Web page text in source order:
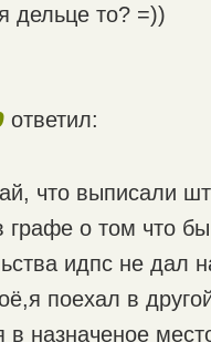
дельце то? =))
ответил:
что выписали
графе о том что
идпс не дал
поехал в
назначеное